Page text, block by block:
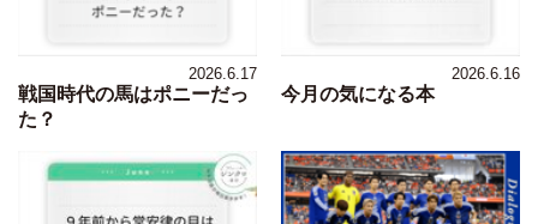
2026.6.17
戦国時代の馬はポニーだっ
た？
2026.6.16
今月の気になる本